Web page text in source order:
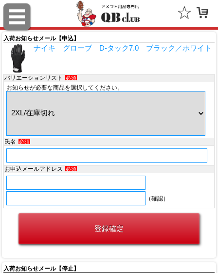
入荷お知らせメール【申込】
ナイキ グローブ D-タック7.0 ブラック／ホワイト
バリエーションリスト 必須
お知らせが必要な商品を選択してください。
氏名 必須
お申込メールアドレス 必須
（確認）
入荷お知らせメール【停止】
スポルディング（SPALDING）
ミッチェル＆ネス（Mitchell & Ness）
ポータフォン（PORTAPHONE）
ギルマンギア（Gilman Gear）
すべて